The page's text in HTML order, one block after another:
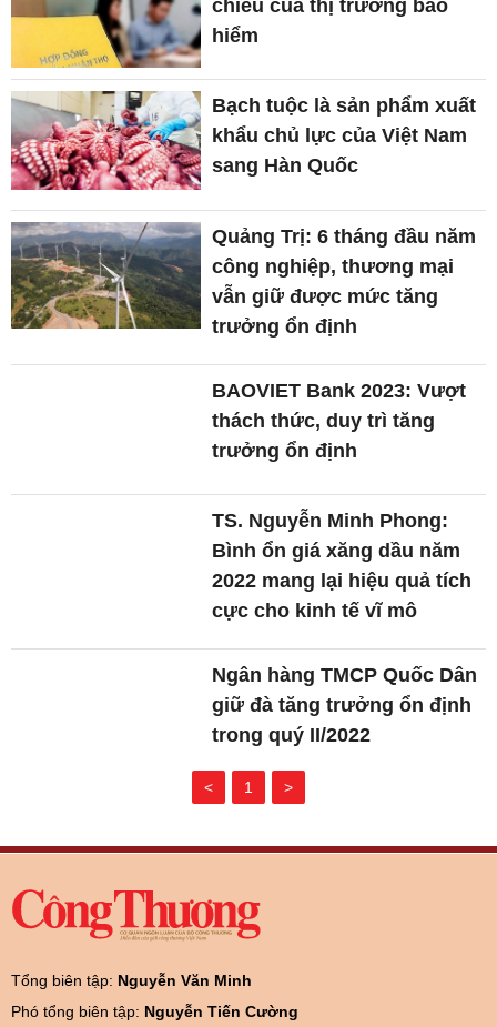
chiều của thị trường bảo
hiểm
Bạch tuộc là sản phẩm xuất
khẩu chủ lực của Việt Nam
sang Hàn Quốc
Quảng Trị: 6 tháng đầu năm
công nghiệp, thương mại
vẫn giữ được mức tăng
trưởng ổn định
BAOVIET Bank 2023: Vượt
thách thức, duy trì tăng
trưởng ổn định
TS. Nguyễn Minh Phong:
Bình ổn giá xăng dầu năm
2022 mang lại hiệu quả tích
cực cho kinh tế vĩ mô
Ngân hàng TMCP Quốc Dân
giữ đà tăng trưởng ổn định
trong quý II/2022
< 1 >
Tổng biên tập: Nguyễn Văn Minh
Phó tổng biên tập: Nguyễn Tiến Cường